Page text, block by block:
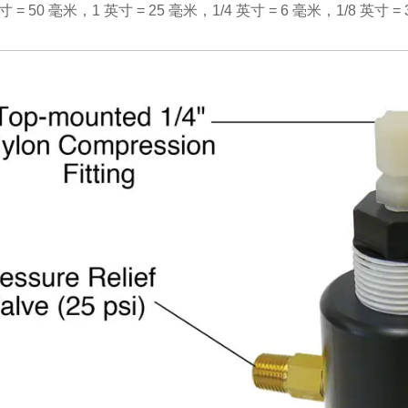
= 50 毫米，1 英寸 = 25 毫米，1/4 英寸 = 6 毫米，1/8 英寸 =